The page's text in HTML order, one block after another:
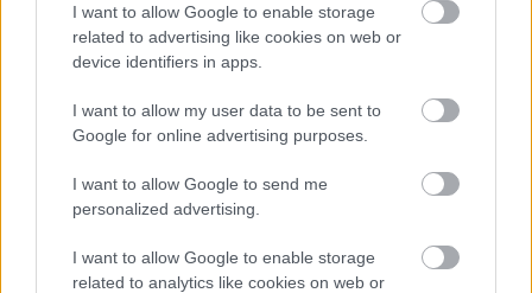
I want to allow Google to enable storage
related to advertising like cookies on web or
device identifiers in apps.
I want to allow my user data to be sent to
Google for online advertising purposes.
I want to allow Google to send me
personalized advertising.
I want to allow Google to enable storage
related to analytics like cookies on web or
Kiderült, mennyi mindent jelenthet: itt az első országos
2026.08.06. 13:05